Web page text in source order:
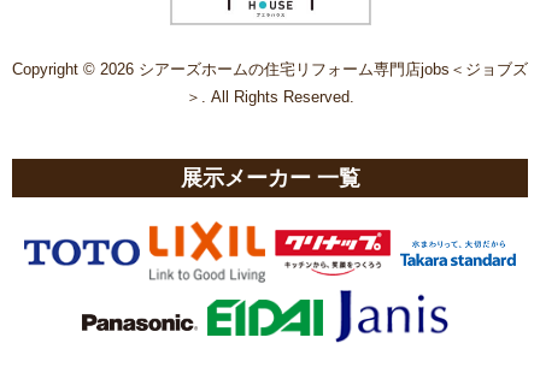
Copyright © 2026 シアーズホームの住宅リフォーム専門店jobs＜ジョブズ
＞. All Rights Reserved.
展示メーカー 一覧